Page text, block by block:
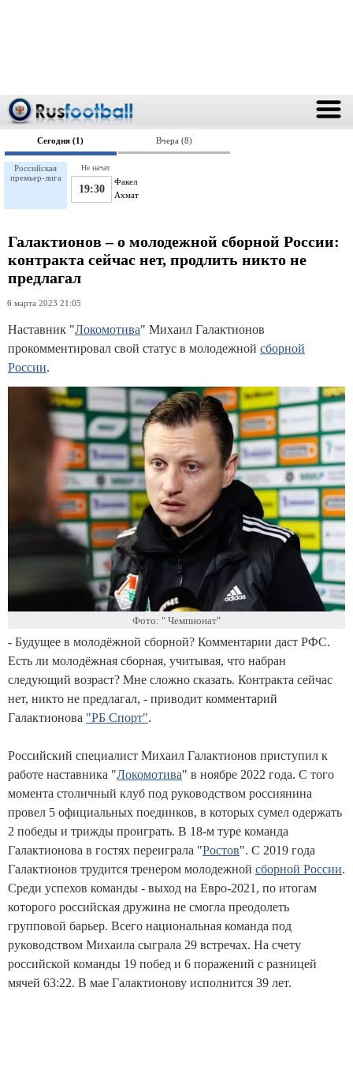
Сегодня (1) Вчера (8)
Российская
премьер-лига
Факел
19:30 Ахмат
Не начат
Галактионов – о молодежной сборной России:
контракта сейчас нет, продлить никто не
предлагал
6 марта 2023 21:05
Наставник "Локомотива" Михаил Галактионов
прокомментировал свой статус в молодежной сборной
России.
Фото: " Чемпионат"
- Будущее в молодёжной сборной? Комментарии даст РФС.
Есть ли молодёжная сборная, учитывая, что набран
следующий возраст? Мне сложно сказать. Контракта сейчас
нет, никто не предлагал, - приводит комментарий
Галактионова "РБ Спорт".
Российский специалист Михаил Галактионов приступил к
работе наставника "Локомотива" в ноябре 2022 года. С того
момента столичный клуб под руководством россиянина
провел 5 официальных поединков, в которых сумел одержать
2 победы и трижды проиграть. В 18-м туре команда
Галактионова в гостях переиграла "Ростов". С 2019 года
Галактионов трудится тренером молодежной сборной России.
Среди успехов команды - выход на Евро-2021, по итогам
которого российская дружина не смогла преодолеть
групповой барьер. Всего национальная команда под
руководством Михаила сыграла 29 встречах. На счету
российской команды 19 побед и 6 поражений с разницей
мячей 63:22. В мае Галактионову исполнится 39 лет.